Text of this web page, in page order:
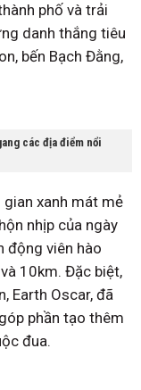
phố và trải
danh thắng tiêu
bến Bạch Đằng,
các địa điểm nổi
xanh mát mẻ
nhịp của ngày
động viên hào
10km. Đặc biệt,
Earth Oscar, đã
phần tạo thêm
đua.